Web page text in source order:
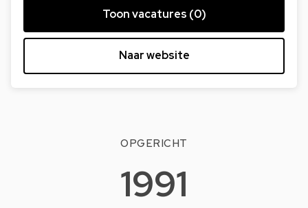
Toon vacatures (0)
Naar website
OPGERICHT
1991